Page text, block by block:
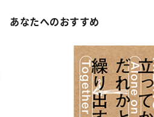
あなたへのおすすめ